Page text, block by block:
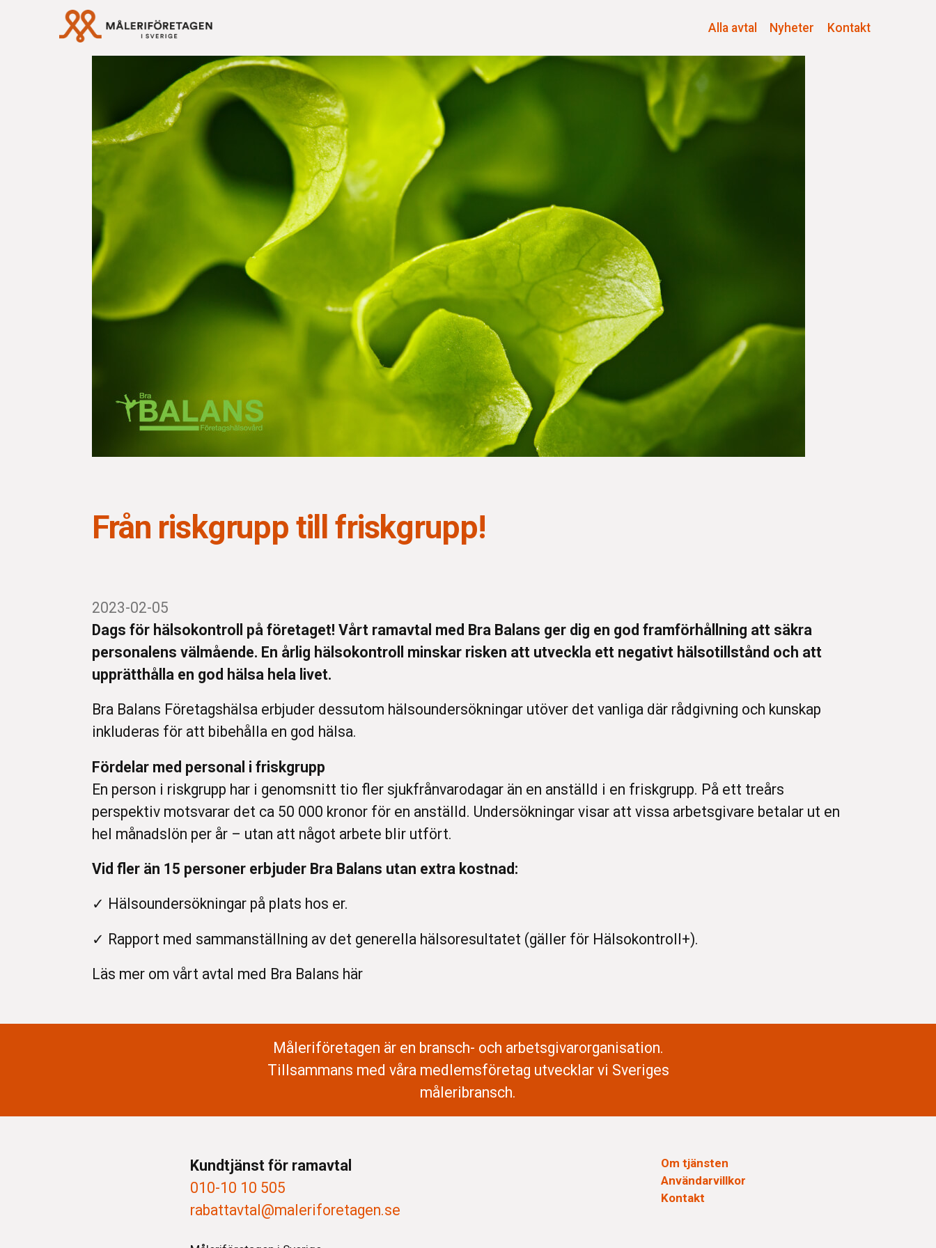
Alla avtal Nyheter Kontakt
Från riskgrupp till friskgrupp!
2023-02-05
Dags för hälsokontroll på företaget! Vårt ramavtal med Bra Balans ger dig en god framförhållning att säkra
personalens välmående. En årlig hälsokontroll minskar risken att utveckla ett negativt hälsotillstånd och att
upprätthålla en god hälsa hela livet.
Bra Balans Företagshälsa erbjuder dessutom hälsoundersökningar utöver det vanliga där rådgivning och kunskap
inkluderas för att bibehålla en god hälsa.
Fördelar med personal i friskgrupp
En person i riskgrupp har i genomsnitt tio fler sjukfrånvarodagar än en anställd i en friskgrupp. På ett treårs
perspektiv motsvarar det ca 50 000 kronor för en anställd. Undersökningar visar att vissa arbetsgivare betalar ut en
hel månadslön per år – utan att något arbete blir utfört.
Vid fler än 15 personer erbjuder Bra Balans utan extra kostnad:
✓ Hälsoundersökningar på plats hos er.
✓ Rapport med sammanställning av det generella hälsoresultatet (gäller för Hälsokontroll+).
Läs mer om vårt avtal med Bra Balans här
Måleriföretagen är en bransch- och arbetsgivarorganisation.
Tillsammans med våra medlemsföretag utvecklar vi Sveriges
måleribransch.
Kundtjänst för ramavtal
010-10 10 505
rabattavtal@maleriforetagen.se
Om tjänsten
Användarvillkor
Kontakt